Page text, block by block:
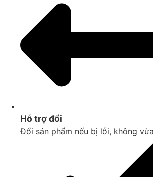
Hỗ trợ đổi
Đổi sản phẩm nếu bị lỗi, không